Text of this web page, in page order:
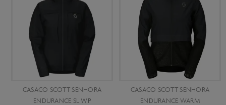
CASACO SCOTT SENHORA
ENDURANCE SL WP
CASACO SCOTT SENHORA
ENDURANCE WARM